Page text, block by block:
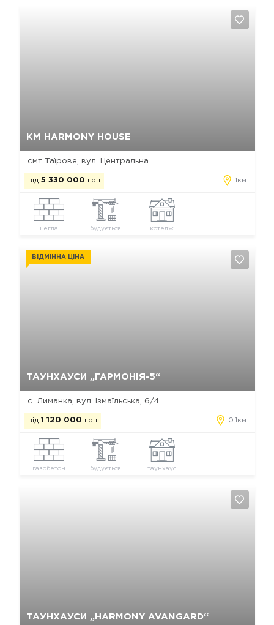
КМ HARMONY HOUSE
смт Таїрове, вул. Центральна
від 5 330 000 грн 1км
цегла будується котедж
ТАУНХАУСИ „ГАРМОНІЯ-5“
ВІДМІННА ЦІНА
с. Лиманка, вул. Ізмаїльська, 6/4
від 1 120 000 грн 0.1км
газобетон будується таунхаус
ТАУНХАУСИ „HARMONY AVANGARD“